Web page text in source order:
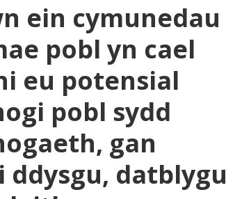
ein cymunedau
pobl yn cael
eu potensial
pobl sydd
gan
datblygu